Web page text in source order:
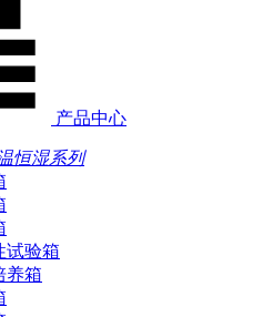
产品中心
恒湿系列
试验箱
养箱